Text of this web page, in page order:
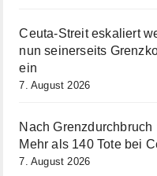
Ceuta-Streit eskaliert
nun seinerseits
ein
7. August 2026
Nach Grenzdurchbruch
Mehr als 140 Tote bei
7. August 2026